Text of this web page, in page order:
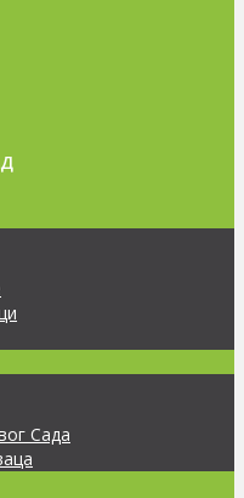
Сада